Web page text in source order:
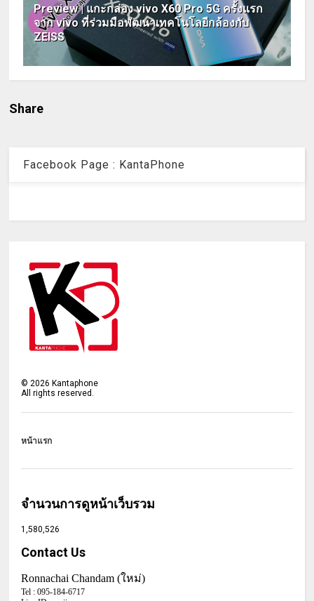
Preview | แกะกล่อง vivo X60 Pro 5G ครั้งแรก
จาก vivo ที่ร่วมมือพัฒนาเทคโนโลยีกล้องกับ
ZEISS
Share
Facebook Page : KantaPhone
© 2026 Kantaphone
All rights reserved.
หน้าแรก
จำนวนการดูหน้าเว็บรวม
1,580,526
Contact Us
Ronnachai Chandam (ใหม่)
Tel : 095-184-6717